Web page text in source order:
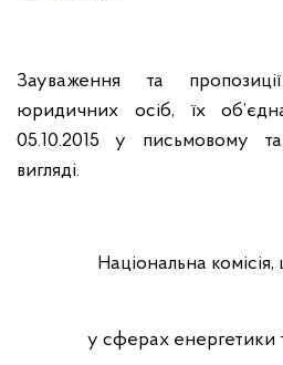
Зауваження та
юридичних осіб, їх
05.10.2015 у письмовому
вигляді.
Національна
у сферах енергетики